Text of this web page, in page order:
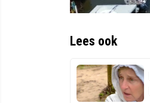
Lees ook